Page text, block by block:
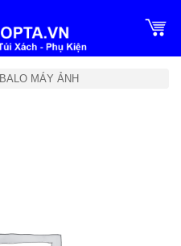
BALO MÁY ẢNH